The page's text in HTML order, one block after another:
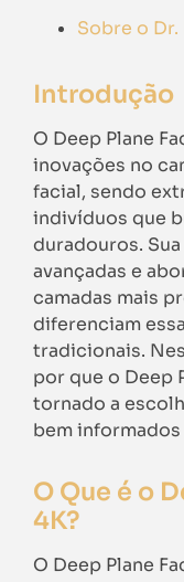
Sobre o
Introdução
O Deep Plane
inovações no
facial, sendo
indivíduos que
duradouros.
avançadas e
camadas mais
diferenciam
tradicionais.
por que o Deep
tornado a
bem
O Que é o
4K?
O Deep Plane